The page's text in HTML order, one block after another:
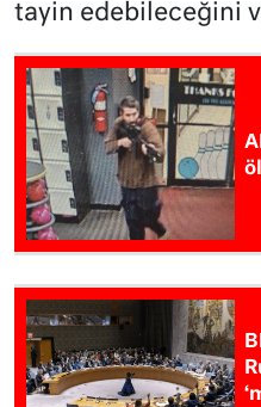
tayin edebileceğini